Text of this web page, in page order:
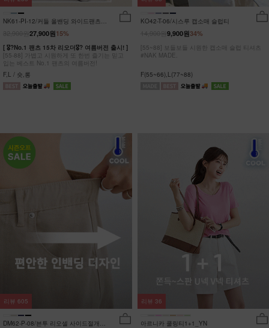
NK61-PI-12/커들 올밴딩 와이드팬츠
15%
27,900원
[ 🎖?No.1 팬츠 15차 리오더🎖? 여름버전 출시! ]
[55-88] 가볍고 시원하게 또 한번 즐기는 믿고
입는 베스트 No.1 팬츠의 여름버전!
F,L / 숏,롱
KO42-T-06/시스루 캡소매 슬럽티
34%
9,900원
[55~88] 보들보들 시원한 캡소매 슬럽 티셔츠
#NAK MADE.
F(55~66),L(77~88)
DM62-P-08/븐투 리오셀 사이드절개팬
리뷰 605
아르니카 쿨링티1+1_YN
리뷰 36